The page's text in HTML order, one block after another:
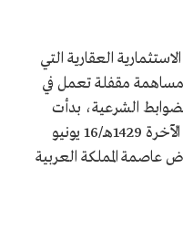
العقارية التي
مساهمة مقفلة تعمل في
الشرعية، بدأت
الشركة ممارسة النشاط في 12 جمادى الآخرة 1429هـ/16 يونيو
عاصمة المملكة العربية